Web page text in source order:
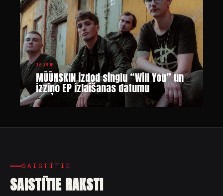
JAUNUMI
MŪŪNSKIN izdod singlu “Will You” un
izziņo EP izlaišanas datumu
SAISTĪTIE
SAISTĪTIE RAKSTI